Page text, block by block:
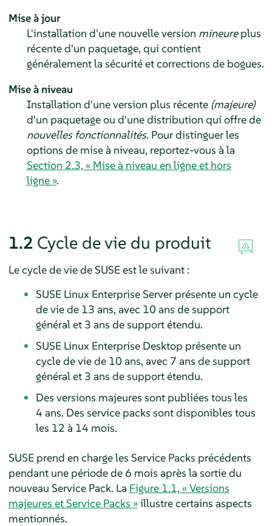
Mise à jour
L'installation d'une nouvelle version mineureplus
récente d'un paquetage, qui contient
généralement la sécurité et corrections de bogues.
Mise à niveau
Installation d'une version plus récente (majeure)
d'un paquetage ou d'une distribution qui offre de
nouvelles fonctionnalités. Pour distinguer les
options de mise à niveau, reportez-vous à la
Section 2.3, « Mise à niveau en ligne et hors
ligne ».
1.2 Cycle de vie du produit
Le cycle de vie de SUSE est le suivant :
SUSE Linux Enterprise Server présente un cycle
de vie de 13 ans, avec 10 ans de support
général et 3 ans de support étendu.
SUSE Linux Enterprise Desktop présente un
cycle de vie de 10 ans, avec 7 ans de support
général et 3 ans de support étendu.
Des versions majeures sont publiées tous les
4 ans. Des service packs sont disponibles tous
les 12 à 14 mois.
SUSE prend en charge les Service Packs précédents
pendant une période de 6 mois après la sortie du
nouveau Service Pack. La Figure 1.1, « Versions
majeures et Service Packs »illustre certains aspects
mentionnés.